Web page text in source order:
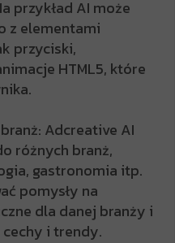
przykład AI może
z elementami
przyciski,
HTML5, które
Adcreative AI
różnych branż,
gastronomia itp.
pomysły na
dla danej branży i
i trendy.